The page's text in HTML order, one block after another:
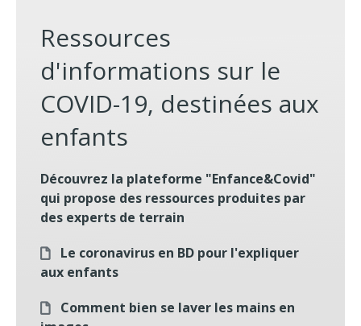
Ressources
d'informations sur le
COVID-19, destinées aux
enfants
Découvrez la plateforme "Enfance&Covid"
qui propose des ressources produites par
des experts de terrain
Le coronavirus en BD pour l'expliquer
aux enfants
Comment bien se laver les mains en